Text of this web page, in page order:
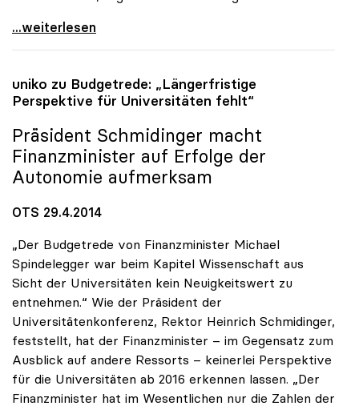
Schmidinger zu FWF-Finanzierung: „Reserven sind
...weiterlesen
uniko zu Budgetrede: „Längerfristige
Perspektive für Universitäten fehlt“
Präsident Schmidinger macht
Finanzminister auf Erfolge der
Autonomie aufmerksam
OTS 29.4.2014
„Der Budgetrede von Finanzminister Michael
Spindelegger war beim Kapitel Wissenschaft aus
Sicht der Universitäten kein Neuigkeitswert zu
entnehmen.“ Wie der Präsident der
Universitätenkonferenz, Rektor Heinrich Schmidinger,
feststellt, hat der Finanzminister – im Gegensatz zum
Ausblick auf andere Ressorts – keinerlei Perspektive
für die Universitäten ab 2016 erkennen lassen. „Der
Finanzminister hat im Wesentlichen nur die Zahlen der